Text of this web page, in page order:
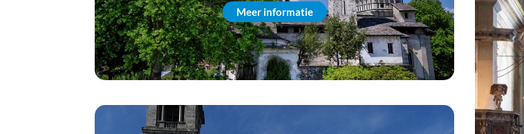
Meer informatie